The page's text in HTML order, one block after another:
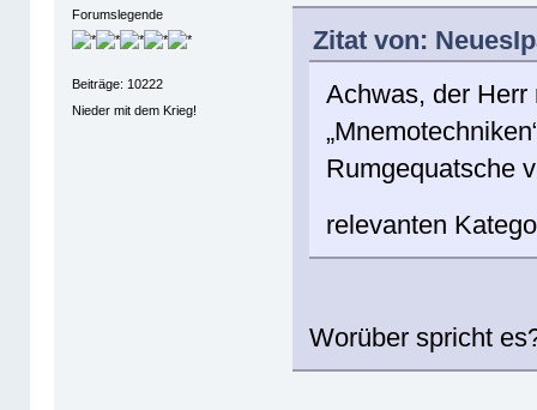
Forumslegende
Beiträge: 10222
Nieder mit dem Krieg!
Zitat von:
Achwas, der Herr
Rumgequatsche
relevanten
Worüber spricht